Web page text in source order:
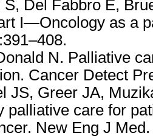
S, Del Fabbro E,
I—Oncology as a
N. Palliative
Cancer Detect
JS, Greer JA,
palliative care for
New Eng J